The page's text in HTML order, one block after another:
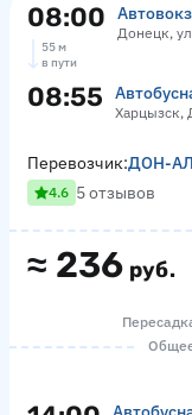
08:00 Донецк,
55 м
в пути
08:55 Харцызск,
≈ 236 руб.
Перевозчик:ДОН-
4.6 5 отзывов